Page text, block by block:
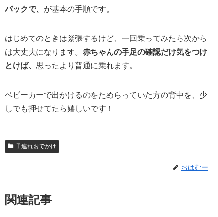
バックで、 が基本の手順です。
はじめてのときは緊張するけど、一回乗ってみたら次から
は大丈夫になります。 赤ちゃんの手足の確認だけ気をつけ
とけば、 思ったより普通に乗れます。
ベビーカーで出かけるのをためらっていた方の背中を、少
しでも押せてたら嬉しいです！
子連れおでかけ
おはむー
関連記事